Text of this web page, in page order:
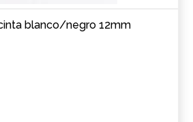
blanco/negro 12mm